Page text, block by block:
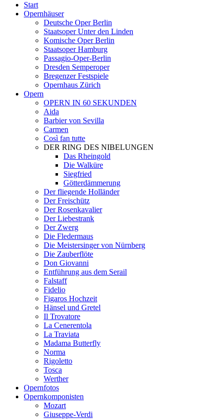
Start
Opernhäuser
Deutsche Oper Berlin
Staatsoper Unter den Linden
Komische Oper Berlin
Staatsoper Hamburg
Passagio-Oper-Berlin
Dresden Semperoper
Bregenzer Festspiele
Opernhaus Zürich
Opern
OPERN IN 60 SEKUNDEN
Aida
Barbier von Sevilla
Carmen
Così fan tutte
DER RING DES NIBELUNGEN
Das Rheingold
Die Walküre
Siegfried
Götterdämmerung
Der fliegende Holländer
Der Freischütz
Der Rosenkavalier
Der Liebestrank
Der Zwerg
Die Fledermaus
Die Meistersinger von Nürnberg
Die Zauberflöte
Don Giovanni
Entführung aus dem Serail
Falstaff
Fidelio
Figaros Hochzeit
Hänsel und Gretel
Il Trovatore
La Cenerentola
La Traviata
Madama Butterfly
Norma
Rigoletto
Tosca
Werther
Opernfotos
Opernkomponisten
Mozart
Giuseppe-Verdi